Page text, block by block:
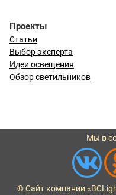
Проекты
Статьи
Выбор эксперта
Идеи освещения
Обзор светильников
Мы в
© Сайт компании